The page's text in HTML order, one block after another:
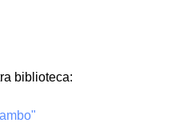
biblioteca: